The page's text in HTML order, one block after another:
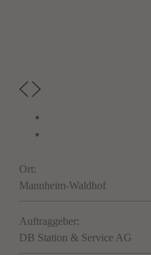
Ort:
Mannheim-Waldhof
Auftraggeber:
DB Station & Service AG